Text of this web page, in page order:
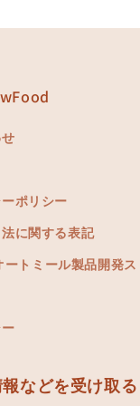
ポリシー
に関する表記
ートミール製品開発
などを受け取る